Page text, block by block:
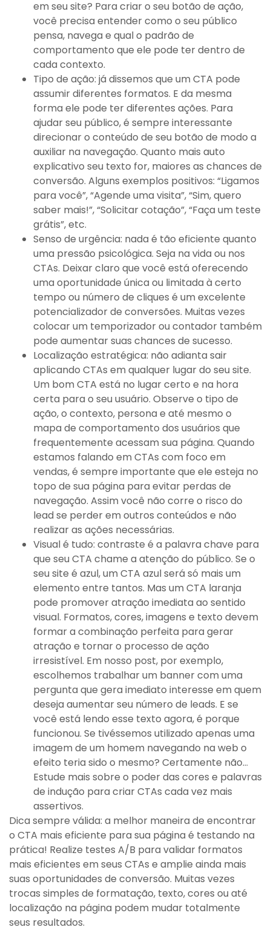
em seu site? Para criar o seu botão de ação,
você precisa entender como o seu público
pensa, navega e qual o padrão de
comportamento que ele pode ter dentro de
cada contexto.
Tipo de ação: já dissemos que um CTA pode
assumir diferentes formatos. E da mesma
forma ele pode ter diferentes ações. Para
ajudar seu público, é sempre interessante
direcionar o conteúdo de seu botão de modo a
auxiliar na navegação. Quanto mais auto
explicativo seu texto for, maiores as chances de
conversão. Alguns exemplos positivos: “Ligamos
para você”, “Agende uma visita”, “Sim, quero
saber mais!”, “Solicitar cotação”, “Faça um teste
grátis”, etc.
Senso de urgência: nada é tão eficiente quanto
uma pressão psicológica. Seja na vida ou nos
CTAs. Deixar claro que você está oferecendo
uma oportunidade única ou limitada à certo
tempo ou número de cliques é um excelente
potencializador de conversões. Muitas vezes
colocar um temporizador ou contador também
pode aumentar suas chances de sucesso.
Localização estratégica: não adianta sair
aplicando CTAs em qualquer lugar do seu site.
Um bom CTA está no lugar certo e na hora
certa para o seu usuário. Observe o tipo de
ação, o contexto, persona e até mesmo o
mapa de comportamento dos usuários que
frequentemente acessam sua página. Quando
estamos falando em CTAs com foco em
vendas, é sempre importante que ele esteja no
topo de sua página para evitar perdas de
navegação. Assim você não corre o risco do
lead se perder em outros conteúdos e não
realizar as ações necessárias.
Visual é tudo: contraste é a palavra chave para
que seu CTA chame a atenção do público. Se o
seu site é azul, um CTA azul será só mais um
elemento entre tantos. Mas um CTA laranja
pode promover atração imediata ao sentido
visual. Formatos, cores, imagens e texto devem
formar a combinação perfeita para gerar
atração e tornar o processo de ação
irresistível. Em nosso post, por exemplo,
escolhemos trabalhar um banner com uma
pergunta que gera imediato interesse em quem
deseja aumentar seu número de leads. E se
você está lendo esse texto agora, é porque
funcionou. Se tivéssemos utilizado apenas uma
imagem de um homem navegando na web o
efeito teria sido o mesmo? Certamente não…
Estude mais sobre o poder das cores e palavras
de indução para criar CTAs cada vez mais
assertivos.
Dica sempre válida: a melhor maneira de encontrar
o CTA mais eficiente para sua página é testando na
prática! Realize testes A/B para validar formatos
mais eficientes em seus CTAs e amplie ainda mais
suas oportunidades de conversão. Muitas vezes
trocas simples de formatação, texto, cores ou até
localização na página podem mudar totalmente
seus resultados.